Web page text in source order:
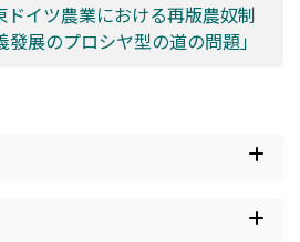
イツ農業における再版農奴制
展のプロシヤ型の道の問題」